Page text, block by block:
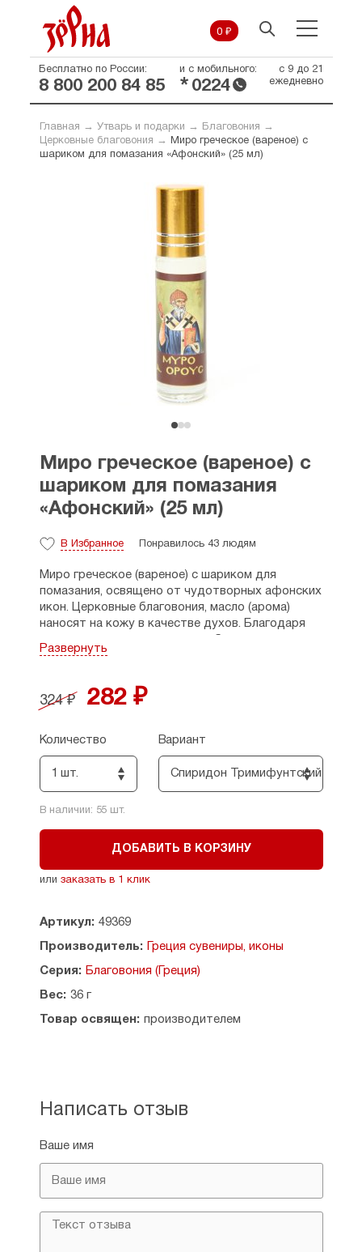
0 ₽
Бесплатно по России:
8 800 200 84 85
и с мобильного:
* 0224
с 9 до 21
ежедневно
Главная → Утварь и подарки → Благовония →
Церковные благовония →
Миро греческое (вареное) с
шариком для помазания «Афонский» (25 мл)
Миро греческое (вареное) с
шариком для помазания
«Афонский» (25 мл)
В Избранное Понравилось 43 людям
Миро греческое (вареное) с шариком для
помазания, освящено от чудотворных афонских
икон. Церковные благовония, масло (арома)
наносят на кожу в качестве духов. Благодаря
использовано в дороге.
При использовании следует умеренно
дозировать концентрацию во избежание
эффектов.
Состав: масло оливковое ультратонкой очистки,
12 видов трав и натуральных древесных смол (в
различных сочетаниях).
Как правильно использовать благовония
Развернуть
324 ₽ 282 ₽
Количество
1 шт.
В наличии: 55 шт.
Вариант
Спиридон Тримифунтский свт.
ДОБАВИТЬ В КОРЗИНУ
или заказать в 1 клик
Артикул: 49369
Производитель: Греция сувениры, иконы
Серия: Благовония (Греция)
Вес: 36 г
Товар освящен: производителем
Написать отзыв
Ваше имя